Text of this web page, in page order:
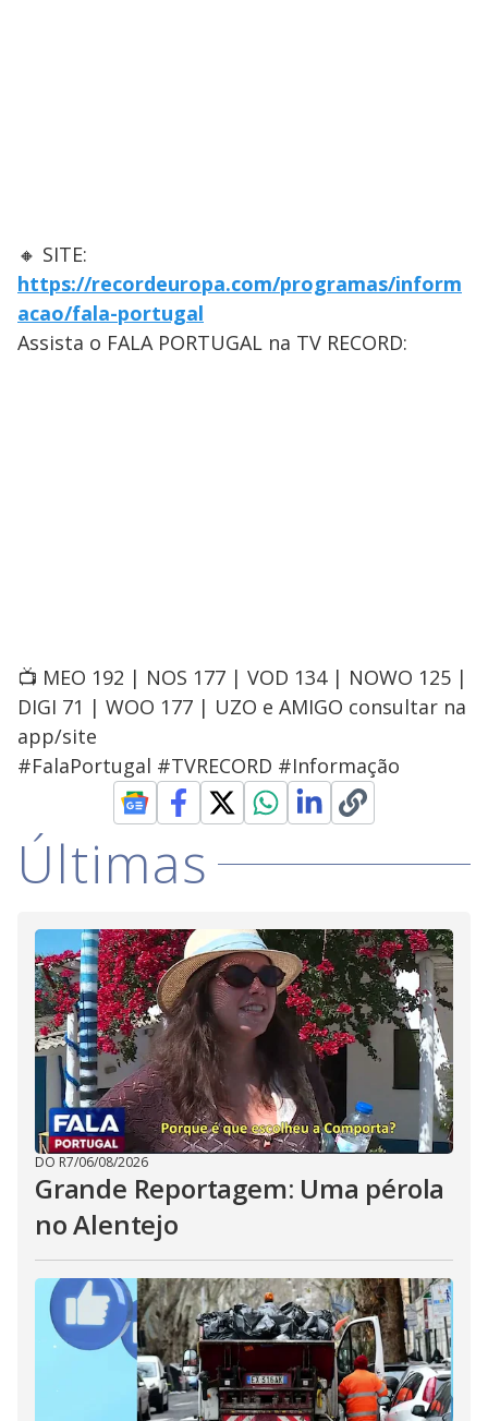
🔸 SITE:
https://recordeuropa.com/programas/inform
acao/fala-portugal
Assista o FALA PORTUGAL na TV RECORD:
📺 MEO 192 | NOS 177 | VOD 134 | NOWO 125 |
DIGI 71 | WOO 177 | UZO e AMIGO consultar na
app/site
#FalaPortugal #TVRECORD #Informação
Últimas
DO R7/06/08/2026
Grande Reportagem: Uma pérola
no Alentejo